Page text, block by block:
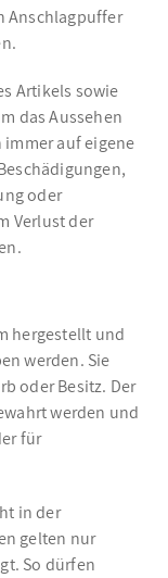
Anschlagpuffer
Artikels sowie
das Aussehen
auf eigene
oder
Verlust der
hergestellt und
werden. Sie
oder Besitz. Der
werden und
für
in der
gelten nur
So dürfen